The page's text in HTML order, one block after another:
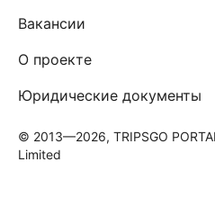
Вакансии
О проекте
Юридические документы
© 2013—2026, TRIPSGO
Limited